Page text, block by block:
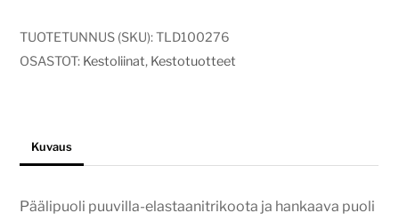
sydämet
määrä
TUOTETUNNUS (SKU):TLD100276
OSASTOT: Kestoliinat, Kestotuotteet
Kuvaus
Päälipuoli puuvilla-elastaanitrikoota ja hankaava puoli